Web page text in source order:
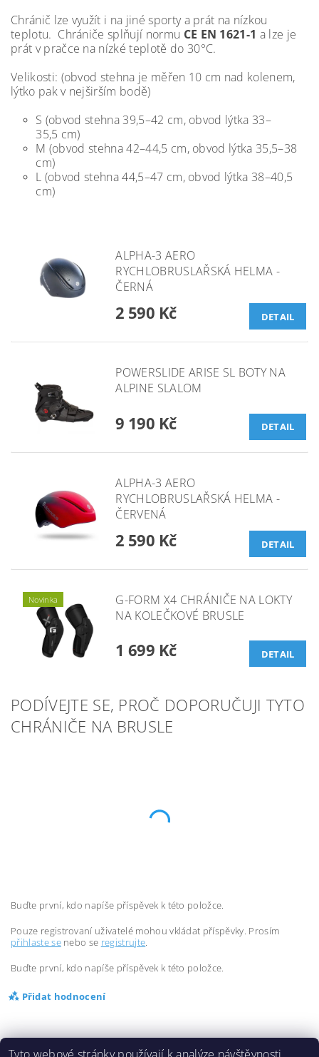
Chránič lze využít i na jiné sporty a prát na nízkou
teplotu. Chrániče splňují normu CE EN 1621-1 a lze je
prát v pračce na nízké teplotě do 30°C.
Velikosti: (obvod stehna je měřen 10 cm nad kolenem,
lýtko pak v nejširším bodě)
S (obvod stehna 39,5–42 cm, obvod lýtka 33–
35,5 cm)
M (obvod stehna 42–44,5 cm, obvod lýtka 35,5–38
cm)
L (obvod stehna 44,5–47 cm, obvod lýtka 38–40,5
cm)
ALPHA-3 AERO
RYCHLOBRUSLAŘSKÁ HELMA -
ČERNÁ
2 590 Kč DETAIL
POWERSLIDE ARISE SL BOTY NA
ALPINE SLALOM
9 190 Kč DETAIL
ALPHA-3 AERO
RYCHLOBRUSLAŘSKÁ HELMA -
ČERVENÁ
2 590 Kč DETAIL
Novinka
G-FORM X4 CHRÁNIČE NA LOKTY
NA KOLEČKOVÉ BRUSLE
1 699 Kč DETAIL
PODÍVEJTE SE, PROČ DOPORUČUJI TYTO
CHRÁNIČE NA BRUSLE
Buďte první, kdo napíše příspěvek k této položce.
Pouze registrovaní uživatelé mohou vkládat příspěvky. Prosím
přihlaste senebo se registrujte.
Buďte první, kdo napíše příspěvek k této položce.
Přidat hodnocení